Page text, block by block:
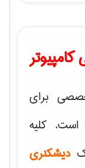
برای
است. کلیه
دیشکنری